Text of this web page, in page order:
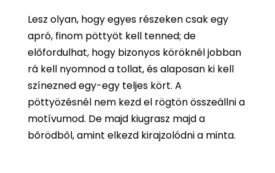
Lesz olyan, hogy egyes részeken csak egy
apró, finom pöttyöt kell tenned; de
előfordulhat, hogy bizonyos köröknél jobban
rá kell nyomnod a tollat, és alaposan ki kell
színezned egy-egy teljes kört. A
pöttyözésnél nem kezd el rögtön összeállni a
motívumod. De majd kiugrasz majd a
bőrödből, amint elkezd kirajzolódni a minta.